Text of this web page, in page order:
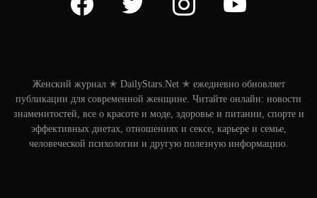
Женский журнал ✭ DailyStars.Net ✭ ежедневно обновляет
публикации для современной женщине. Читайте онлайн: новости
знаменитостей, все о красоте и моде, здоровье и питании, спорте и
эффективных диетах, отношениях и сексе, карьере и семье,
человеческой психологии и другую полезную информацию.